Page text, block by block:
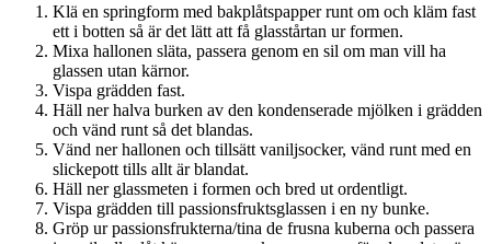
Klä en springform med bakplåtspapper runt om och kläm fast
ett i botten så är det lätt att få glasstårtan ur formen.
Mixa hallonen släta, passera genom en sil om man vill ha
glassen utan kärnor.
Vispa grädden fast.
Häll ner halva burken av den kondenserade mjölken i grädden
och vänd runt så det blandas.
Vänd ner hallonen och tillsätt vaniljsocker, vänd runt med en
slickepott tills allt är blandat.
Häll ner glassmeten i formen och bred ut ordentligt.
Vispa grädden till passionsfruktsglassen i en ny bunke.
Gröp ur passionsfrukterna/tina de frusna kuberna och passera